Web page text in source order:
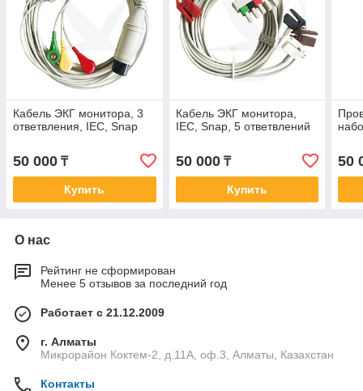
Кабель ЭКГ монитора, 3
ответвления, IEC, Snap
50 000 ₸
Купить
Кабель ЭКГ монитора,
IEC, Snap, 5 ответвлений
50 000₸
Купить
50
О нас
Рейтинг не сформирован
Менее 5 отзывов за последний год
Работает с 21.12.2009
г. Алматы
Микрорайон Коктем-2, д.11А, оф.3, Алматы, Казахстан
Контакты